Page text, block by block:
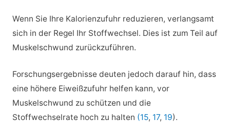
Wenn Sie Ihre Kalorienzufuhr reduzieren, verlangsamt
sich in der Regel Ihr Stoffwechsel. Dies ist zum Teil auf
Muskelschwund zurückzuführen.
Forschungsergebnisse deuten jedoch darauf hin, dass
eine höhere Eiweißzufuhr helfen kann, vor
Muskelschwund zu schützen und die
Stoffwechselrate hoch zu halten (15, 17, 19).